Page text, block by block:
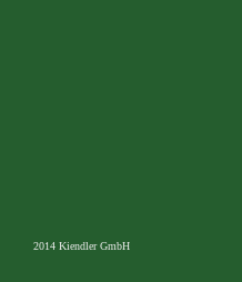
2014 Kiendler GmbH